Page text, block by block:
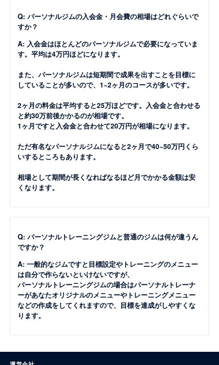
Q: パーソナルジムの入会金・月会費の相場はどれぐらいで
すか？
A: 入会金はほとんどのパーソナルジムで必要になっていま
す。平均は4万円ほどになります。
また、パーソナルジムは短期間で成果を出すことを目標に
していることが多いので、1~2ヶ月のコースが多いです。
2ヶ月の料金は平均すると25万ほどです。入会金と合わせる
と約30万前後かかるのが相場です。
1ヶ月ですと入会金と合わせて20万円が相場になります。
ただ有名なパーソナルジムになると2ヶ月で40~50万円くら
いするところもあります。
相場として期間が長くなればなるほど月でかかる金額は安
くなります。
Q: パーソナルトレーニングジムと普通のジムは何が違うん
ですか？
A: 一般的なジムですと目標設定やトレーニングのメニュー
は自分で作らないといけないですが、
パーソナルトレーニングジムの場合はパーソナルトレーナ
ーがあなたオリジナルのメニューやトレーニングメニュー
などの作成をしてくれますので、目標を達成がしやすくな
ります。